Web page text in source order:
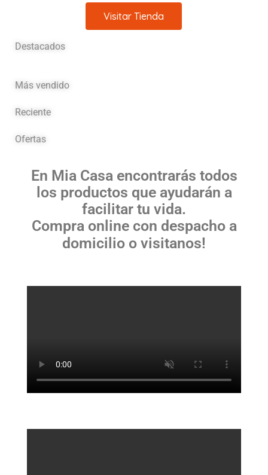
Visitar Tienda
Destacados
Más vendido
Reciente
Ofertas
En Mia Casa encontrarás todos
los productos que ayudarán a
facilitar tu vida.
Compra online con despacho a
domicilio o visitanos!